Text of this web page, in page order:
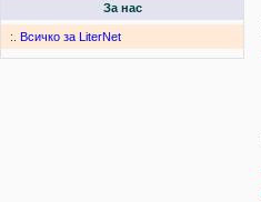
За нас
:. Всичко за LiterNet